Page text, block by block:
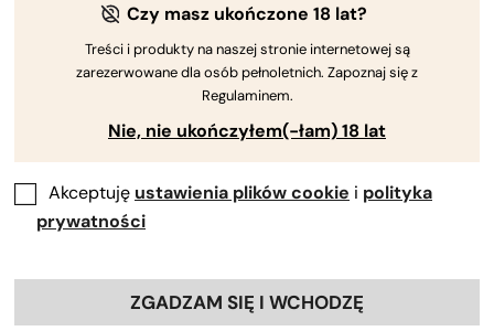
The RQS Blog
Nauka o konopiach i zdrowie
zwierząt"
Wzywamy wszystkich hodowców outdoor! Odkryj
szkodnikach marihuany i sposobach na zapobieganie im.
Niezależnie od tego, czy chcesz ochronić marihuanę
Czy masz ukończone 18 lat?
Treści i produkty na naszej stronie internetowej są
zarezerwowane dla osób pełnoletnich. Zapoznaj się z
Regulaminem.
Nie, nie ukończyłem(-łam) 18 lat
Akceptuję ustawienia plików cookie i polityka
prywatności
ZGADZAM SIĘ I WCHODZĘ